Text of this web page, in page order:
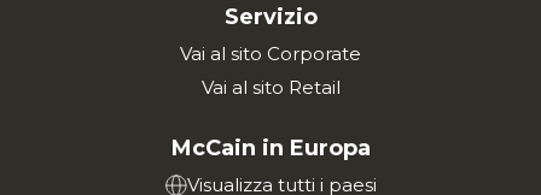
Servizio
Vai al sito Corporate
Vai al sito Retail
McCain in Europa
Visualizza tutti i paesi